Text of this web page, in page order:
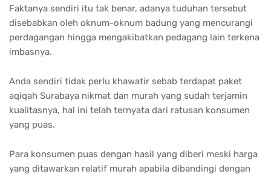
Faktanya sendiri itu tak benar, adanya tuduhan tersebut
disebabkan oleh oknum-oknum badung yang mencurangi
perdagangan hingga mengakibatkan pedagang lain terkena
imbasnya.
Anda sendiri tidak perlu khawatir sebab terdapat paket
aqiqah Surabaya nikmat dan murah yang sudah terjamin
kualitasnya, hal ini telah ternyata dari ratusan konsumen
yang puas.
Para konsumen puas dengan hasil yang diberi meski harga
yang ditawarkan relatif murah apabila dibandingi dengan